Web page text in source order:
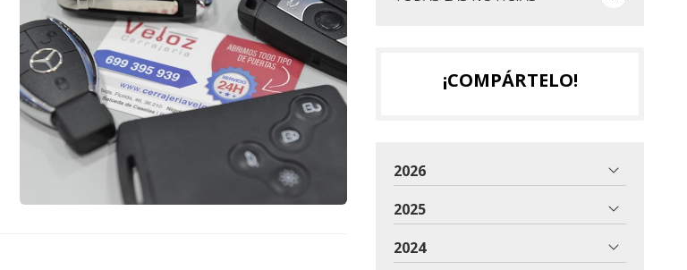
¡COMPÁRTELO!
2026
2025
2024